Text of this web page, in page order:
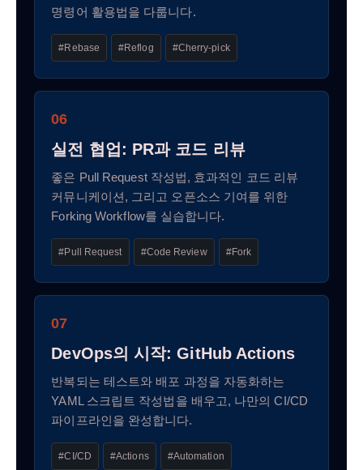
명령어 활용법을 다룹니다.
#Rebase #Reflog #Cherry-pick
06
실전 협업: PR과 코드 리뷰
좋은 Pull Request 작성법, 효과적인 코드 리뷰
커뮤니케이션, 그리고 오픈소스 기여를 위한
Forking Workflow를 실습합니다.
#Pull Request #Code Review #Fork
07
DevOps의 시작: GitHub Actions
반복되는 테스트와 배포 과정을 자동화하는
YAML 스크립트 작성법을 배우고, 나만의 CI/CD
파이프라인을 완성합니다.
#CI/CD #Actions #Automation